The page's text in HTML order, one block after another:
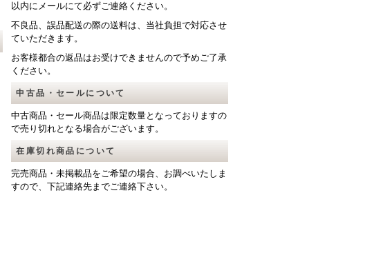
以内にメールにて必ずご連絡ください。
不良品、誤品配送の際の送料は、当社負担で対応させ
ていただきます。
お客様都合の返品はお受けできませんので予めご了承
ください。
中古品・セールについて
中古商品・セール商品は限定数量となっておりますの
で売り切れとなる場合がございます。
在庫切れ商品について
完売商品・未掲載品をご希望の場合、お調べいたしま
すので、下記連絡先までご連絡下さい。